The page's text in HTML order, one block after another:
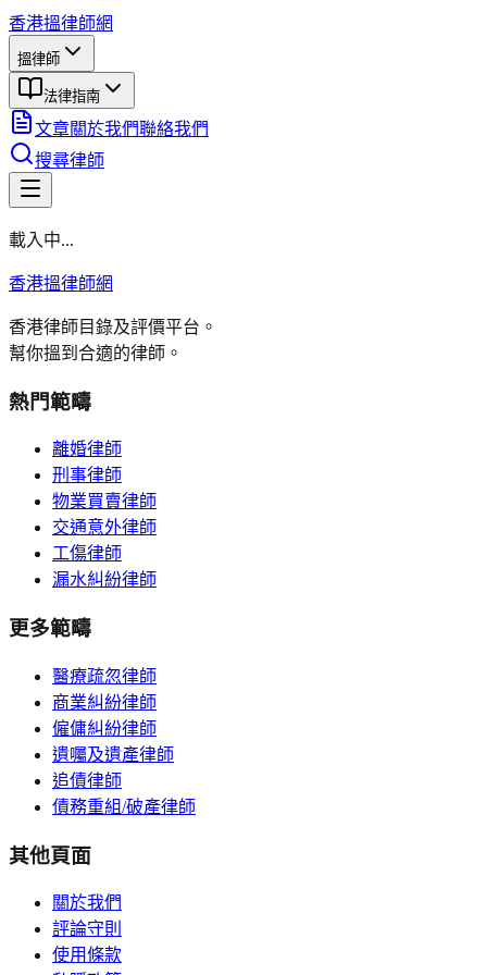
香港搵律師網
搵律師
法律指南
文章關於我們聯絡我們
搜尋律師
載入中...
香港搵律師網
香港律師目錄及評價平台。
幫你搵到合適的律師。
熱門範疇
離婚律師
刑事律師
物業買賣律師
交通意外律師
工傷律師
漏水糾紛律師
更多範疇
醫療疏忽律師
商業糾紛律師
僱傭糾紛律師
遺囑及遺產律師
追債律師
債務重組/破產律師
其他頁面
關於我們
評論守則
使用條款